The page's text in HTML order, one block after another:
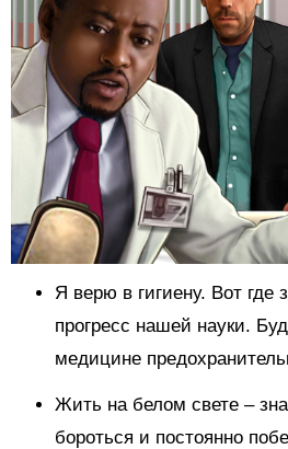
Я верю в гигиену. Вот где
прогресс нашей науки.
медицине
Жить на белом свете –
бороться и постоянно